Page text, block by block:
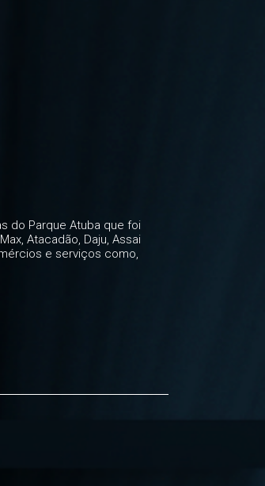
do Parque Atuba que foi
Atacadão, Daju, Assai
e serviços como,